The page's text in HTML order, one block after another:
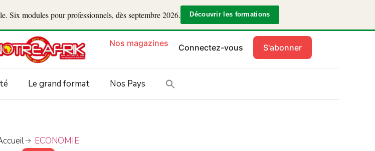
modules pour professionnels, dès septembre 2026. Découvrir les formations
Nos magazines Connectez-vous S'abonner
Le grand format Nos Pays
ECONOMIE